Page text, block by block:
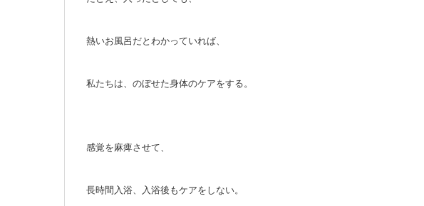
熱いお風呂だとわかっていれば、
私たちは、のぼせた身体のケアをする。
感覚を麻痺させて、
長時間入浴、入浴後もケアをしない。